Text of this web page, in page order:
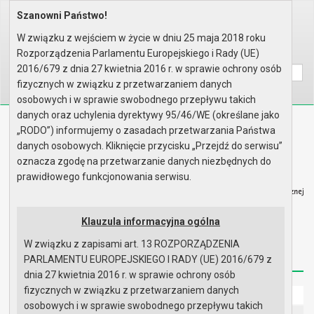
Home Organy Rada Miejska
Wyszukaj na stronie:
A AA
Biuletyn Informacji Publicznej
Urząd Miasta i Gminy w Gryfinie
Redakcja Instrukcja korzystania Dostępność
Strona główna
Szanowni Państwo!
W związku z wejściem w życie w dniu 25 maja 2018 roku
Rozporządzenia Parlamentu Europejskiego i Rady (UE)
2016/679 z dnia 27 kwietnia 2016 r. w sprawie ochrony osób
fizycznych w związku z przetwarzaniem danych
osobowych i w sprawie swobodnego przepływu takich
danych oraz uchylenia dyrektywy 95/46/WE (określane jako
„RODO”) informujemy o zasadach przetwarzania Państwa
danych osobowych. Kliknięcie przycisku „Przejdź do serwisu”
oznacza zgodę na przetwarzanie danych niezbędnych do
prawidłowego funkcjonowania serwisu.
Klauzula informacyjna ogólna
W związku z zapisami art. 13 ROZPORZĄDZENIA
PARLAMENTU EUROPEJSKIEGO I RADY (UE) 2016/679 z
dnia 27 kwietnia 2016 r. w sprawie ochrony osób
fizycznych w związku z przetwarzaniem danych
osobowych i w sprawie swobodnego przepływu takich